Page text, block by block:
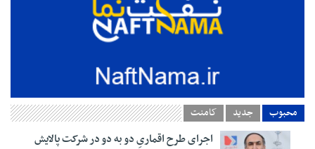
محبوب جدید کامنت
اجرای طرح اقماریِ دو به دو در شرکت پالایش